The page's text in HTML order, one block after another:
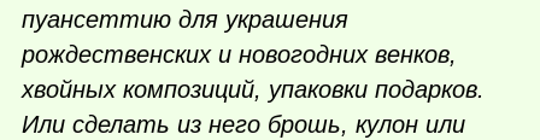
пуансеттию для украшения
рождественских и новогодних венков,
хвойных композиций, упаковки подарков.
Или сделать из него брошь, кулон или